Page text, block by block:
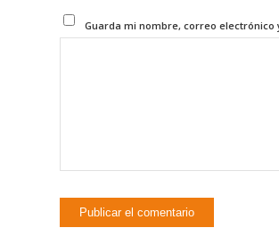
Guarda mi nombre, correo